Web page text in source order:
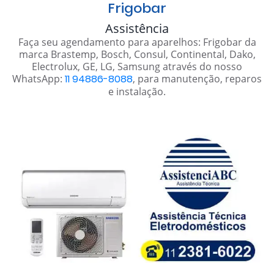
Frigobar
Assistência
Faça seu agendamento para aparelhos: Frigobar da
marca Brastemp, Bosch, Consul, Continental, Dako,
Electrolux, GE, LG, Samsung através do nosso
WhatsApp: 11 94886-8088, para manutenção, reparos
e instalação.